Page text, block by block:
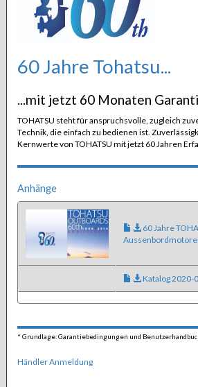
60 Jahre Tohatsu...
...mit jetzt 60 Monaten
TOHATSU steht für anspruchsvolle, zugleich
Technik, die einfach zu bedienen ist.
Kernwerte von TOHATSU mit jetzt 60 Jahren
Anhänge
60 Jahre
Katalog 2020-
* Grundlage: Garantiebedingungen und
Händler Anmeldung